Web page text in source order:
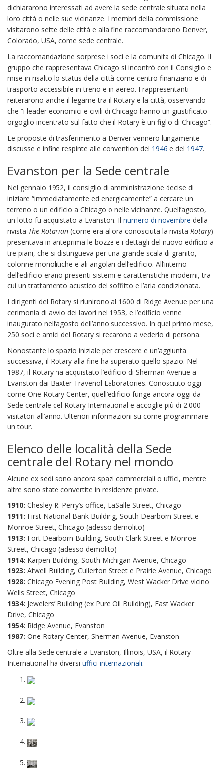
dichiararono interessati ad avere la sede centrale situata nella
loro città o nelle sue vicinanze. I membri della commissione
visitarono sette delle città e alla fine raccomandarono Denver,
Colorado, USA, come sede centrale.
La raccomandazione sorprese i soci e la comunità di Chicago. Il
gruppo che rappresentava Chicago si incontrò con il Consiglio e
mise in risalto lo status della città come centro finanziario e di
trasporto accessibile in treno e in aereo. I rappresentanti
reiterarono anche il legame tra il Rotary e la città, osservando
che “i leader economici e civili di Chicago hanno un giustificato
orgoglio incentrato sul fatto che il Rotary è un figlio di Chicago”.
Le proposte di trasferimento a Denver vennero lungamente
discusse e infine respinte alle convention del 1946 e del 1947.
Evanston per la Sede centrale
Nel gennaio 1952, il consiglio di amministrazione decise di
iniziare “immediatamente ed energicamente” a cercare un
terreno o un edificio a Chicago o nelle vicinanze. Quell’agosto,
un lotto fu acquistato a Evanston. Il numero di novembre della
rivista The Rotarian (come era allora conosciuta la rivista Rotary)
presentava in anteprima le bozze e i dettagli del nuovo edificio a
tre piani, che si distingueva per una grande scala di granito,
colonne monolitiche e ali angolari dell’edificio. All’interno
dell’edificio erano presenti sistemi e caratteristiche moderni, tra
cui un trattamento acustico del soffitto e l’aria condizionata.
I dirigenti del Rotary si riunirono al 1600 di Ridge Avenue per una
cerimonia di avvio dei lavori nel 1953, e l’edificio venne
inaugurato nell’agosto dell’anno successivo. In quel primo mese,
250 soci e amici del Rotary si recarono a vederlo di persona.
Nonostante lo spazio iniziale per crescere e un’aggiunta
successiva, il Rotary alla fine ha superato quello spazio. Nel
1987, il Rotary ha acquistato l’edificio di Sherman Avenue a
Evanston dai Baxter Travenol Laboratories. Conosciuto oggi
come One Rotary Center, quell’edificio funge ancora oggi da
Sede centrale del Rotary International e accoglie più di 2.000
visitatori all’anno. Ulteriori informazioni su come programmare
un tour.
Elenco delle località della Sede
centrale del Rotary nel mondo
Alcune ex sedi sono ancora spazi commerciali o uffici, mentre
altre sono state convertite in residenze private.
1910: Chesley R. Perry’s office, LaSalle Street, Chicago
1911: First National Bank Building, South Dearborn Street e
Monroe Street, Chicago (adesso demolito)
1913: Fort Dearborn Building, South Clark Street e Monroe
Street, Chicago (adesso demolito)
1914: Karpen Building, South Michigan Avenue, Chicago
1923: Atwell Building, Cullerton Street e Prairie Avenue, Chicago
1928: Chicago Evening Post Building, West Wacker Drive vicino
Wells Street, Chicago
1934: Jewelers’ Building (ex Pure Oil Building), East Wacker
Drive, Chicago
1954: Ridge Avenue, Evanston
1987: One Rotary Center, Sherman Avenue, Evanston
Oltre alla Sede centrale a Evanston, Illinois, USA, il Rotary
International ha diversi uffici internazionali.